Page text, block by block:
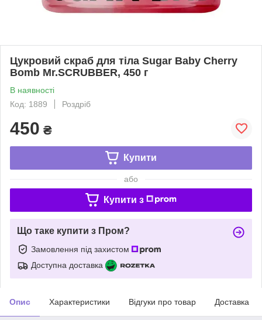
Цукровий скраб для тіла Sugar Baby Cherry
Bomb Mr.SCRUBBER, 450 г
В наявності
Код: 1889
Роздріб
450 ₴
Купити
або
Купити з
Що таке купити з Пром?
Замовлення під захистом
Доступна доставка
Опис Характеристики Відгуки про товар Доставка